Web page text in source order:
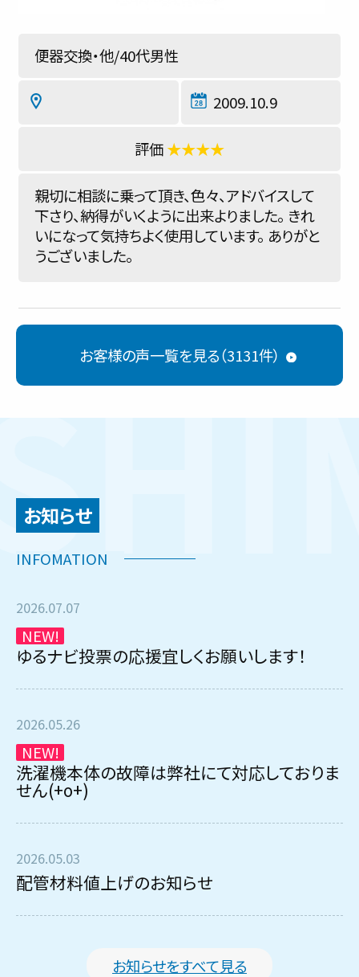
便器交換・他/40代男性
2009.10.9
★★★★
親切に相談に乗って頂き、色々、アドバイスして
下さり、納得がいくように出来よりました。 きれ
いになって気持ちよく使用しています。 ありがと
うございました。
お客様の声一覧を見る（3131件）
お知らせ
2026.07.07
NEW!
ゆるナビ投票の応援宜しくお願いします！
2026.05.26
NEW!
洗濯機本体の故障は弊社にて対応しておりま
せん(+o+)
2026.05.03
配管材料値上げのお知らせ
お知らせをすべて見る